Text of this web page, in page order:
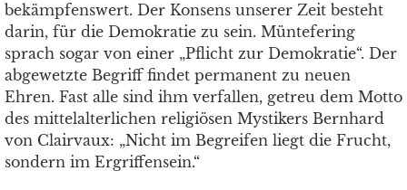
bekämpfenswert. Der Konsens unserer Zeit besteht
darin, für die Demokratie zu sein. Müntefering
sprach sogar von einer „Pflicht zur Demokratie“. Der
abgewetzte Begriff findet permanent zu neuen
Ehren. Fast alle sind ihm verfallen, getreu dem Motto
des mittelalterlichen religiösen Mystikers Bernhard
von Clairvaux: „Nicht im Begreifen liegt die Frucht,
sondern im Ergriffensein.“